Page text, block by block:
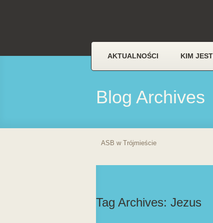
AKTUALNOŚCI KIM
Blog Archives
ASB w Trójmieście
Tag Archives: Jezus